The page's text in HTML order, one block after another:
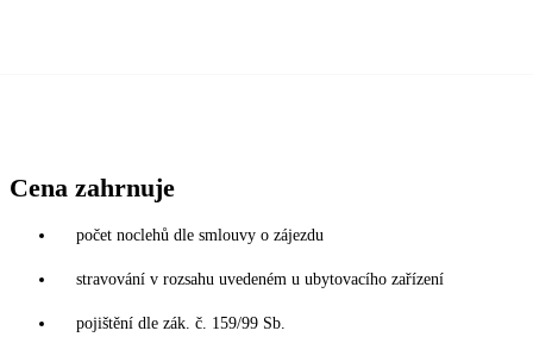
Cena zahrnuje
počet noclehů dle smlouvy o zájezdu
stravování v rozsahu uvedeném u ubytovacího zařízení
pojištění dle zák. č. 159/99 Sb.